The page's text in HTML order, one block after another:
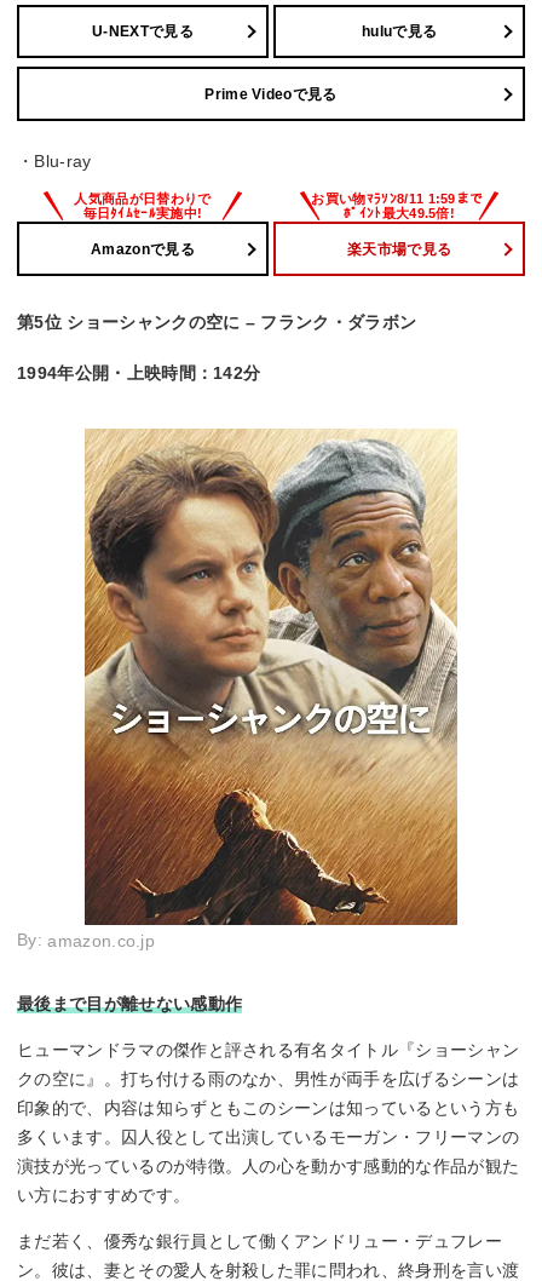
U-NEXTで見る huluで見る
Prime Videoで見る
・Blu-ray
Amazonで見る 楽天市場で見る
第5位 ショーシャンクの空に – フランク・ダラボン
1994年公開・上映時間：142分
By:amazon.co.jp
最後まで目が離せない感動作
ヒューマンドラマの傑作と評される有名タイトル『ショーシャン
クの空に』。打ち付ける雨のなか、男性が両手を広げるシーンは
印象的で、内容は知らずともこのシーンは知っているという方も
多くいます。囚人役として出演しているモーガン・フリーマンの
演技が光っているのが特徴。人の心を動かす感動的な作品が観た
い方におすすめです。
まだ若く、優秀な銀行員として働くアンドリュー・デュフレー
ン。彼は、妻とその愛人を射殺した罪に問われ、終身刑を言い渡